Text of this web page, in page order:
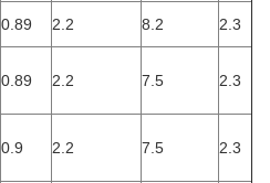
0.89 2.2 8.2
2.3
0.89 2.2 7.5 2.3
0.9 2.2 7.5 2.3